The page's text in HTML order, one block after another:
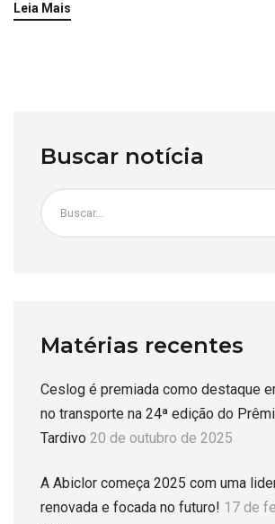
Leia Mais
Buscar notícia
Matérias recentes
Ceslog é premiada como destaque
no transporte na 24ª edição do
Tardivo 20 de outubro de 2025
A Abiclor começa 2025 com uma
renovada e focada no futuro! 17 de